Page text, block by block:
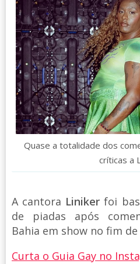
Quase a totalidade dos
críticas a
A cantora Liniker foi
de piadas após
Bahia em show no fim de
Curta o Guia Gay no